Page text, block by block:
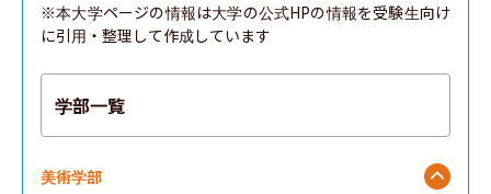
※本大学ページの情報は大学の公式HPの情報を受験生向け
に引用・整理して作成しています
学部一覧
美術学部